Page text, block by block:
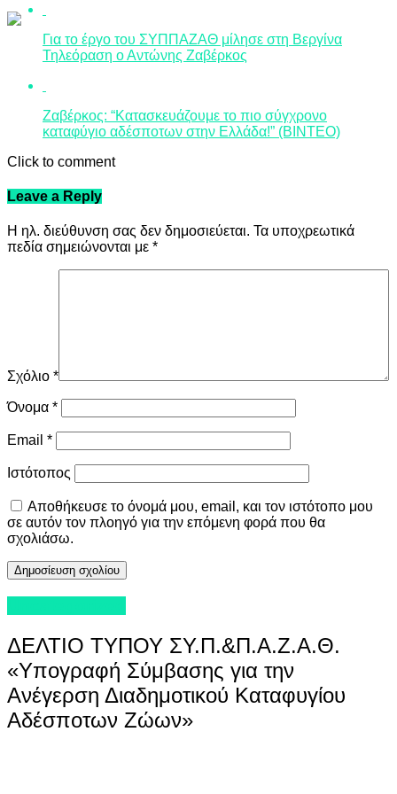
Για το έργο του ΣΥΠΠΑΖΑΘ μίλησε στη Βεργίνα
Τηλεόραση ο Αντώνης Ζαβέρκος
Ζαβέρκος: “Κατασκευάζουμε το πιο σύγχρονο
καταφύγιο αδέσποτων στην Ελλάδα!” (ΒΙΝΤΕΟ)
Click to comment
Leave a Reply
Η ηλ. διεύθυνση σας δεν δημοσιεύεται. Τα υποχρεωτικά
πεδία σημειώνονται με *
Σχόλιο *
Όνομα *
Email *
Ιστότοπος
Αποθήκευσε το όνομά μου, email, και τον ιστότοπο μου
σε αυτόν τον πλοηγό για την επόμενη φορά που θα
σχολιάσω.
ΔΕΛΤΙΟ ΤΥΠΟΥ ΣΥ.Π.&Π.Α.Ζ.Α.Θ.
«Υπογραφή Σύμβασης για την
Ανέγερση Διαδημοτικού Καταφυγίου
Αδέσποτων Ζώων»